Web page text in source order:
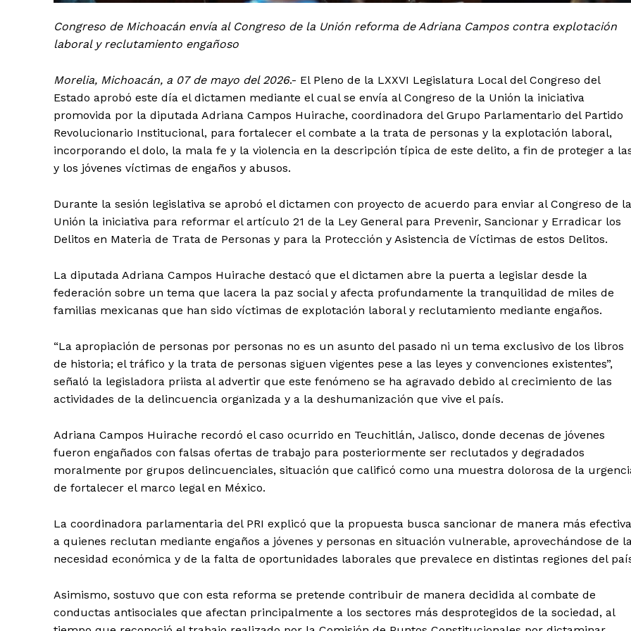
Congreso de Michoacán envía al Congreso de la Unión reforma de Adriana Campos contra explotación
laboral y reclutamiento engañoso
Morelia, Michoacán, a 07 de mayo del 2026.- El Pleno de la LXXVI Legislatura Local del Congreso del
Estado aprobó este día el dictamen mediante el cual se envía al Congreso de la Unión la iniciativa
promovida por la diputada Adriana Campos Huirache, coordinadora del Grupo Parlamentario del Partido
Revolucionario Institucional, para fortalecer el combate a la trata de personas y la explotación laboral,
incorporando el dolo, la mala fe y la violencia en la descripción típica de este delito, a fin de proteger a
y los jóvenes víctimas de engaños y abusos.
Durante la sesión legislativa se aprobó el dictamen con proyecto de acuerdo para enviar al Congreso de la
Unión la iniciativa para reformar el artículo 21 de la Ley General para Prevenir, Sancionar y Erradicar los
Delitos en Materia de Trata de Personas y para la Protección y Asistencia de Víctimas de estos Delitos.
La diputada Adriana Campos Huirache destacó que el dictamen abre la puerta a legislar desde la
federación sobre un tema que lacera la paz social y afecta profundamente la tranquilidad de miles de
familias mexicanas que han sido víctimas de explotación laboral y reclutamiento mediante engaños.
“La apropiación de personas por personas no es un asunto del pasado ni un tema exclusivo de los libros
de historia; el tráfico y la trata de personas siguen vigentes pese a las leyes y convenciones existentes”,
señaló la legisladora priista al advertir que este fenómeno se ha agravado debido al crecimiento de las
actividades de la delincuencia organizada y a la deshumanización que vive el país.
Adriana Campos Huirache recordó el caso ocurrido en Teuchitlán, Jalisco, donde decenas de jóvenes
fueron engañados con falsas ofertas de trabajo para posteriormente ser reclutados y degradados
moralmente por grupos delincuenciales, situación que calificó como una muestra dolorosa de la
de fortalecer el marco legal en México.
La coordinadora parlamentaria del PRI explicó que la propuesta busca sancionar de manera más efectiva
a quienes reclutan mediante engaños a jóvenes y personas en situación vulnerable, aprovechándose de
necesidad económica y de la falta de oportunidades laborales que prevalece en distintas regiones del
Asimismo, sostuvo que con esta reforma se pretende contribuir de manera decidida al combate de
conductas antisociales que afectan principalmente a los sectores más desprotegidos de la sociedad, al